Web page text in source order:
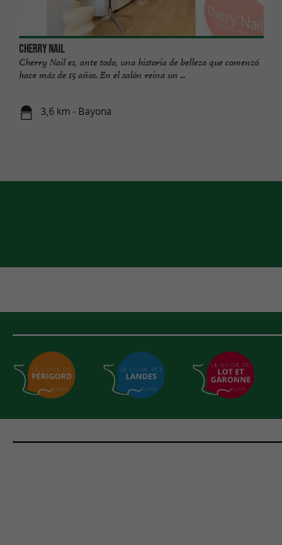
Cherry Nail
Cherry Nail es, ante todo, una historia de belleza que comenzó
hace más de 15 años. En el salón reina un ...
3,6 km - Bayona